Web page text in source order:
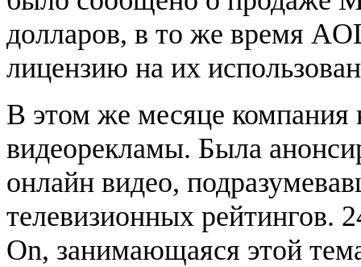
долларов, в то же время
лицензию на их
В этом же месяце компания
видеорекламы. Была
онлайн видео,
телевизионных рейтингов.
On, занимающаяся этой